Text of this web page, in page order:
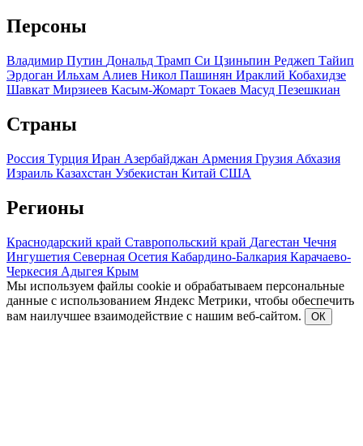
Персоны
Владимир Путин Дональд Трамп Си Цзиньпин Реджеп Тайип
Эрдоган Ильхам Алиев Никол Пашинян Ираклий Кобахидзе
Шавкат Мирзиеев Касым-Жомарт Токаев Масуд Пезешкиан
Страны
Россия Турция Иран Азербайджан Армения Грузия Абхазия
Израиль Казахстан Узбекистан Китай США
Регионы
Краснодарский край Ставропольский край Дагестан Чечня
Ингушетия Северная Осетия Кабардино-Балкария Карачаево-
Черкесия Адыгея Крым
Мы используем файлы cookie и обрабатываем персональные
данные с использованием Яндекс Метрики, чтобы обеспечить
вам наилучшее взаимодействие с нашим веб-сайтом.
ОК